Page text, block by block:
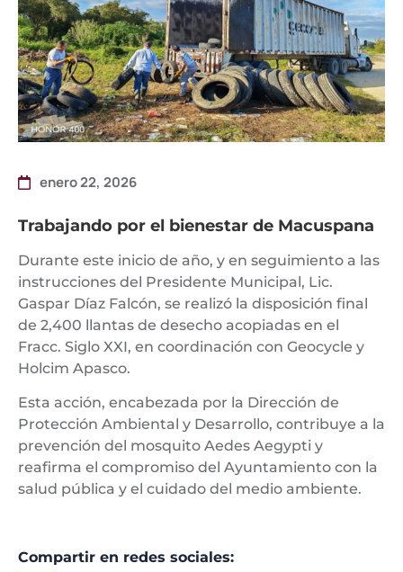
enero 22, 2026
Trabajando por el bienestar de Macuspana
Durante este inicio de año, y en seguimiento a las
instrucciones del Presidente Municipal, Lic.
Gaspar Díaz Falcón, se realizó la disposición final
de 2,400 llantas de desecho acopiadas en el
Fracc. Siglo XXI, en coordinación con Geocycle y
Holcim Apasco.
Esta acción, encabezada por la Dirección de
Protección Ambiental y Desarrollo, contribuye a la
prevención del mosquito Aedes Aegypti y
reafirma el compromiso del Ayuntamiento con la
salud pública y el cuidado del medio ambiente.
Compartir en redes sociales: